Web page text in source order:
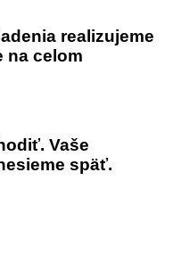
realizujeme
na celom
Vaše
späť.